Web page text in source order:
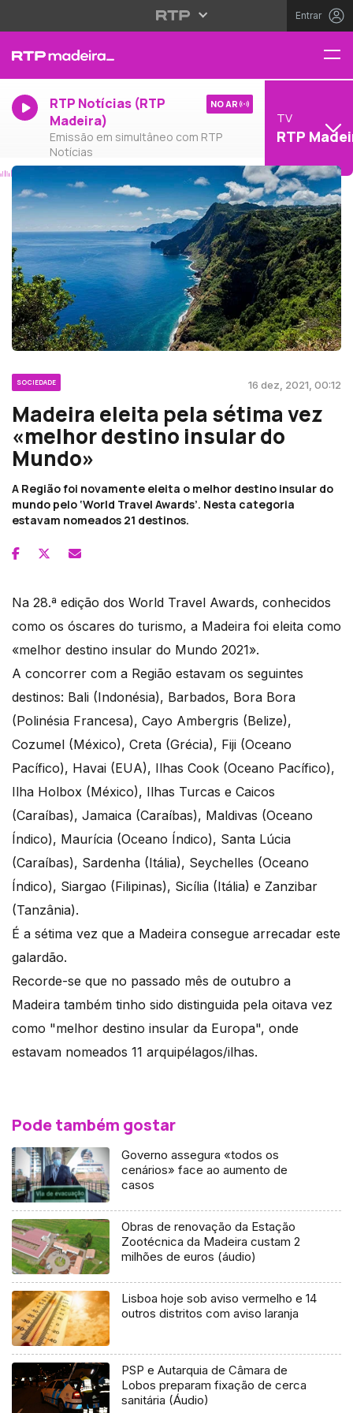
Entrar
RTP Notícias (RTP
Madeira)
Emissão em simultâneo com RTP
Notícias
NO AR
TV
RTP
SOCIEDADE 16 dez, 2021, 00:12
Madeira eleita pela sétima vez
«melhor destino insular do
Mundo»
A Região foi novamente eleita o melhor destino insular do
mundo pelo ‘World Travel Awards’. Nesta categoria
estavam nomeados 21 destinos.
Na 28.ª edição dos World Travel Awards, conhecidos
como os óscares do turismo, a Madeira foi eleita como
«melhor destino insular do Mundo 2021».
A concorrer com a Região estavam os seguintes
destinos: Bali (Indonésia), Barbados, Bora Bora
(Polinésia Francesa), Cayo Ambergris (Belize),
Cozumel (México), Creta (Grécia), Fiji (Oceano
Pacífico), Havai (EUA), Ilhas Cook (Oceano Pacífico),
Ilha Holbox (México), Ilhas Turcas e Caicos
(Caraíbas), Jamaica (Caraíbas), Maldivas (Oceano
Índico), Maurícia (Oceano Índico), Santa Lúcia
(Caraíbas), Sardenha (Itália), Seychelles (Oceano
Índico), Siargao (Filipinas), Sicília (Itália) e Zanzibar
(Tanzânia).
É a sétima vez que a Madeira consegue arrecadar este
galardão.
Recorde-se que no passado mês de outubro a
Madeira também tinho sido distinguida pela oitava vez
como "melhor destino insular da Europa", onde
estavam nomeados 11 arquipélagos/ilhas.
Pode também gostar
Governo assegura «todos os
cenários» face ao aumento de
casos
Obras de renovação da Estação
Zootécnica da Madeira custam 2
milhões de euros (áudio)
Lisboa hoje sob aviso vermelho e 14
outros distritos com aviso laranja
PSP e Autarquia de Câmara de
Lobos preparam fixação de cerca
sanitária (Áudio)